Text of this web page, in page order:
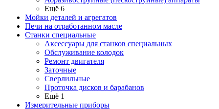
Ещё 6
Мойки деталей и агрегатов
Печи на отработанном масле
Станки специальные
Аксессуары для станков специальных
Обслуживание колодок
Ремонт двигателя
Заточные
Сверлильные
Проточка дисков и барабанов
Ещё 1
Измерительные приборы